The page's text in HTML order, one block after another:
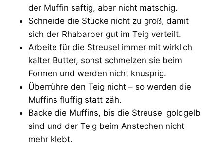
der Muffin saftig, aber nicht matschig.
Schneide die Stücke nicht zu groß, damit
sich der Rhabarber gut im Teig verteilt.
Arbeite für die Streusel immer mit wirklich
kalter Butter, sonst schmelzen sie beim
Formen und werden nicht knusprig.
Überrühre den Teig nicht – so werden die
Muffins fluffig statt zäh.
Backe die Muffins, bis die Streusel goldgelb
sind und der Teig beim Anstechen nicht
mehr klebt.